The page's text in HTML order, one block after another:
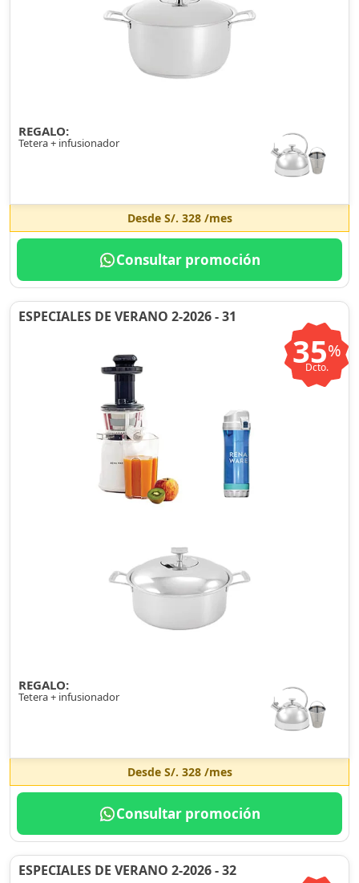
REGALO:
Tetera + infusionador
Desde S/. 328/mes
Consultar promoción
ESPECIALES DE VERANO 2-2026 - 31
35%
Dcto.
REGALO:
Tetera + infusionador
Desde S/. 328/mes
Consultar promoción
ESPECIALES DE VERANO 2-2026 - 32